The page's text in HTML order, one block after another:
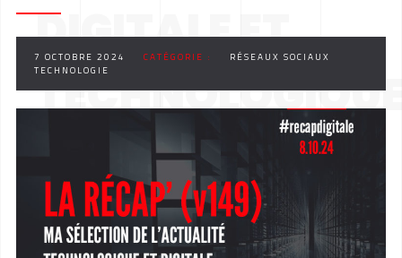
DIGITALE ET
DE LA SEMAINE
DU 7 OCTOBRE
7 OCTOBRE 2024 CATÉGORIE :
RÉSEAUX SOCIAUX
TECHNOLOGIE